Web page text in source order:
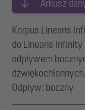
Arkusz
Korpus Linearis
do Linearis
odpływem
Odpływ: boczny